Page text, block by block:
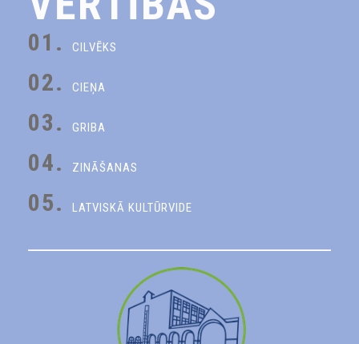
01. CILVĒKS
02. CIEŅA
03. GRIBA
04. ZINĀŠANAS
05. LATVISKĀ KULTŪRVIDE